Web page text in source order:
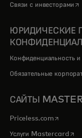
Связи с инвесторами
ЮРИДИЧЕСКИЕ
Конфиденциальность и
Обязательные
САЙТЫ
Priceless.com opens
Услуги Mastercard